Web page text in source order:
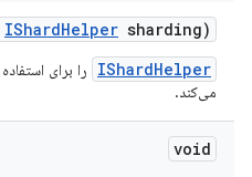
IShardHelper sharding)
IShardHelper
را برای
می‌کند.
void